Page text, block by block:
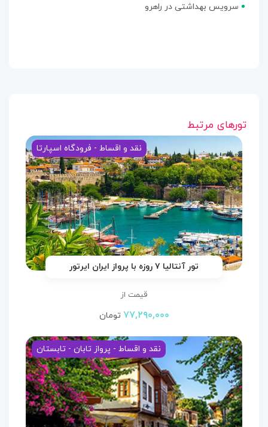
سرویس بهداشتی در راهرو
تورهای مرتبط
نقد و اقساط - فرودگاه اسپارتا
تور آنتالیا ۷ روزه با پرواز ایران ایرتور
قیمت از
۷۷,۲۹۰,۰۰۰ تومان
نقد و اقساط - پرواز تابان - تابستان